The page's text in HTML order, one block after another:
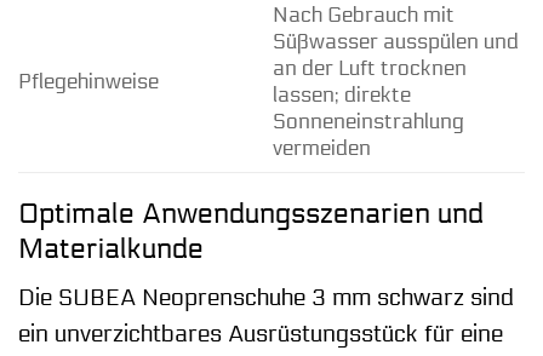
Pflegehinweise
Nach Gebrauch mit
Süßwasser ausspülen und
an der Luft trocknen
lassen; direkte
Sonneneinstrahlung
vermeiden
Optimale Anwendungsszenarien und
Materialkunde
Die SUBEA Neoprenschuhe 3 mm schwarz sind
ein unverzichtbares Ausrüstungsstück für eine